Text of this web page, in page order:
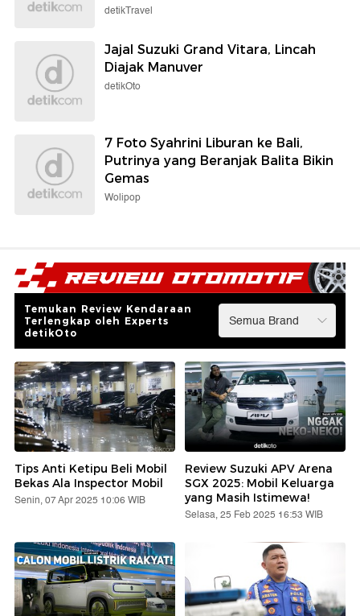
detikTravel
Jajal Suzuki Grand Vitara, Lincah
Diajak Manuver
detikOto
7 Foto Syahrini Liburan ke Bali,
Putrinya yang Beranjak Balita Bikin
Gemas
Wolipop
Temukan Review Kendaraan
Terlengkap oleh Experts
detikOto
Tips Anti Ketipu Beli Mobil
Bekas Ala Inspector Mobil
Senin, 07 Apr 2025 10:06 WIB
Review Suzuki APV Arena
SGX 2025: Mobil Keluarga
yang Masih Istimewa!
Selasa, 25 Feb 2025 16:53 WIB